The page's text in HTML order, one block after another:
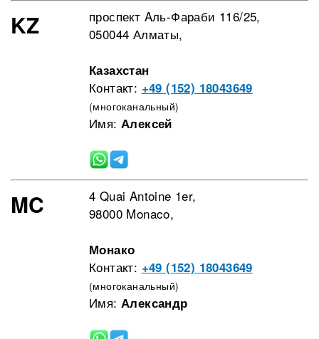
KZ
проспект Aль-Фараби 116/25,
050044 Алматы,
Казахстан
Контакт: +49 (152) 18043649
(многоканальный)
Имя: Алексей
MC
4 Quai Antoine 1er,
98000 Monaco,
Монако
Контакт: +49 (152) 18043649
(многоканальный)
Имя: Александр